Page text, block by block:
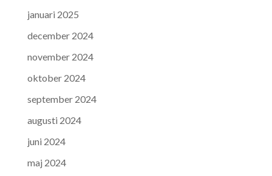
januari 2025
december 2024
november 2024
oktober 2024
september 2024
augusti 2024
juni 2024
maj 2024